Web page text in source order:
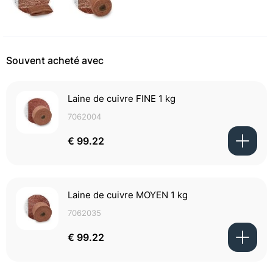
Souvent acheté avec
Laine de cuivre FINE 1 kg
7062004
€ 99.22
Laine de cuivre MOYEN 1 kg
7062035
€ 99.22